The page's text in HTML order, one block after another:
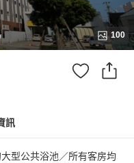
100
訊
型公共浴池／所有客房均